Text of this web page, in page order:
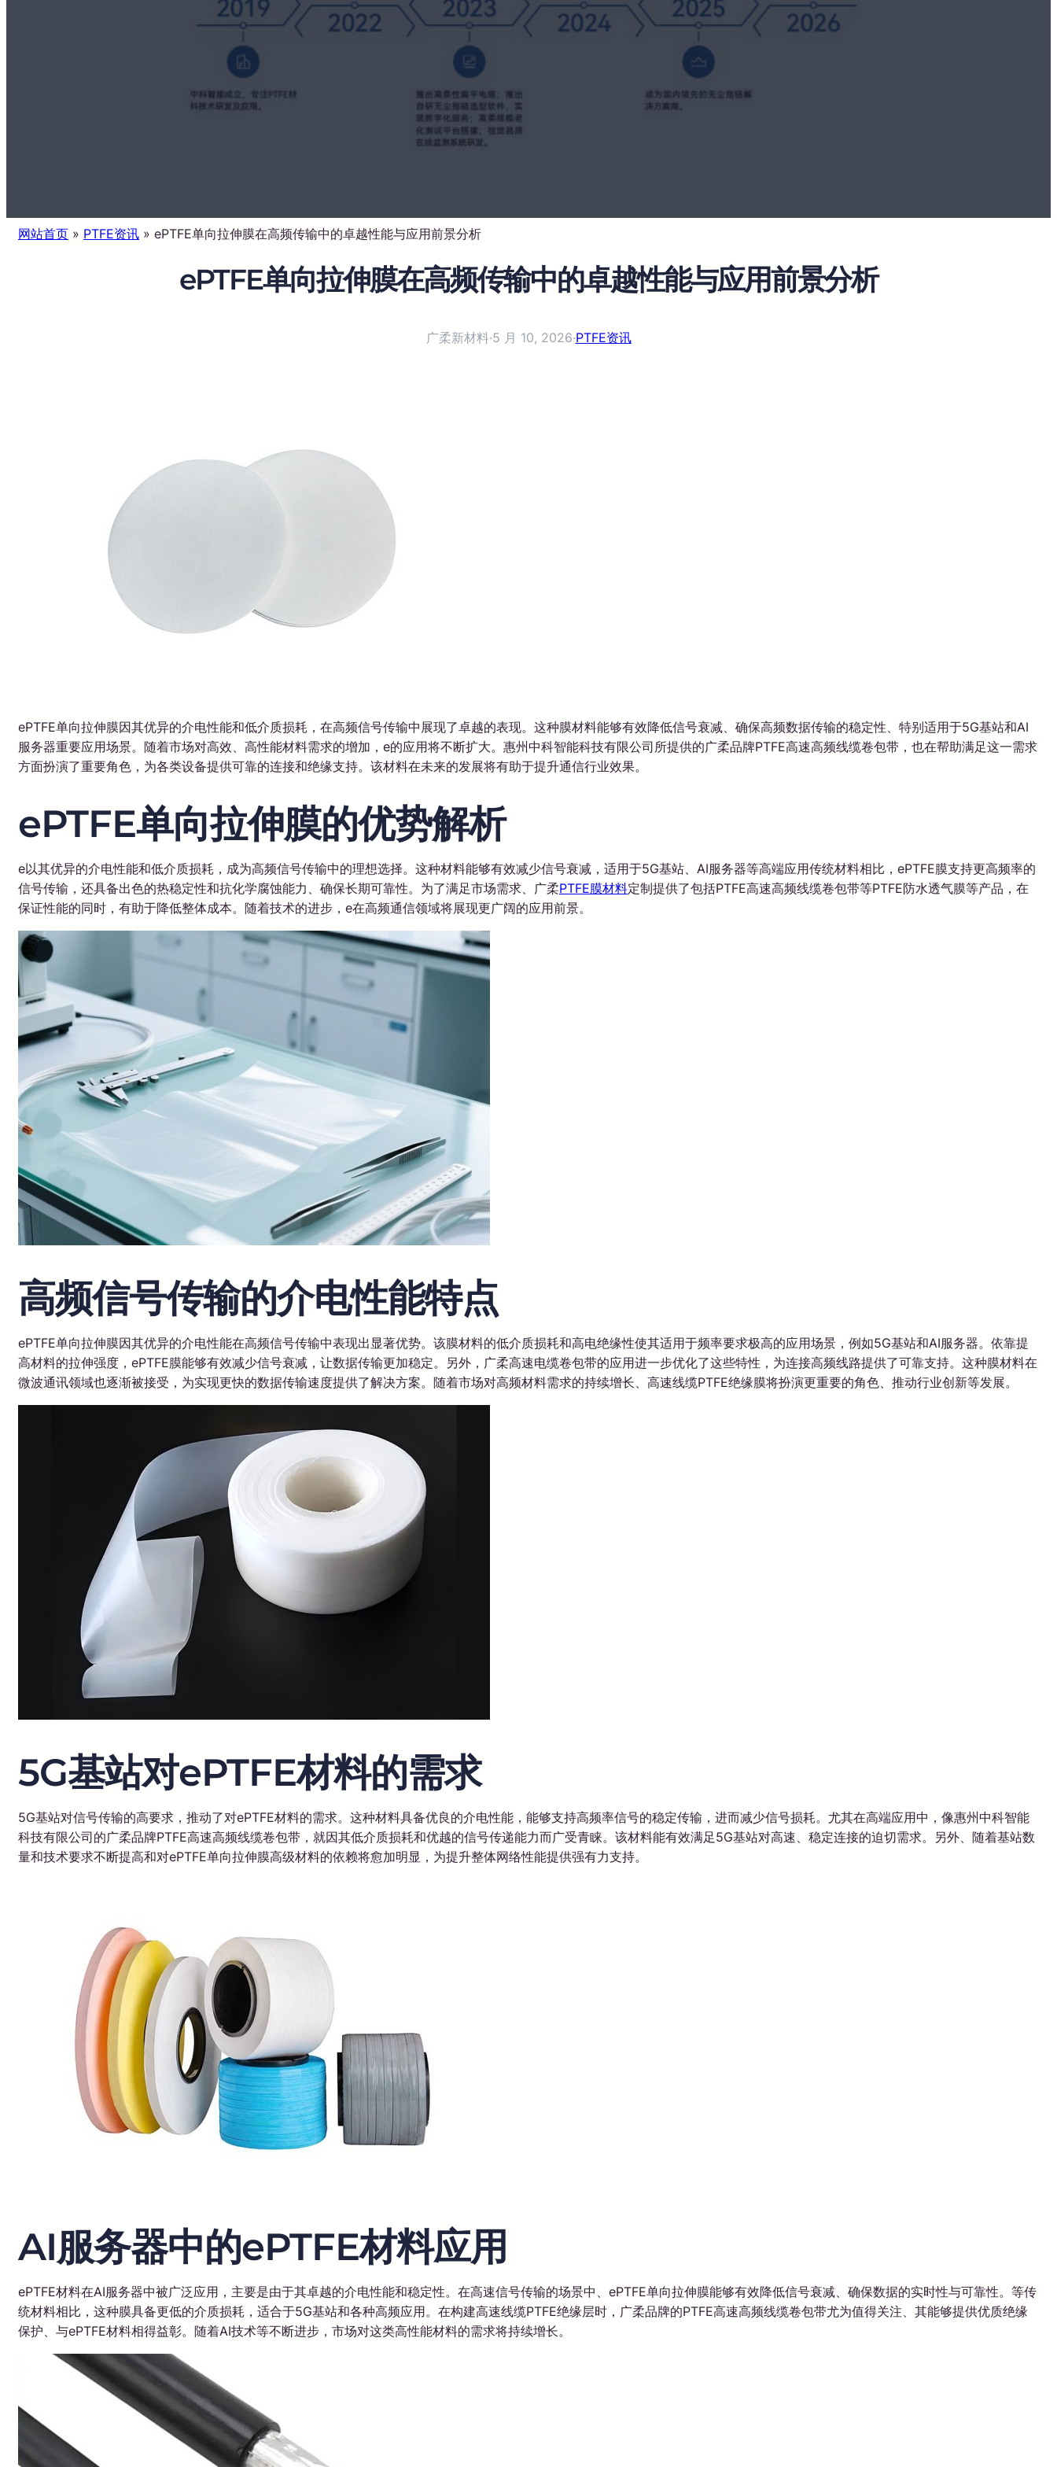
网站首页 » PTFE资讯 » ePTFE单向拉伸膜在高频传输中的卓越性能与应用前景分析
ePTFE单向拉伸膜在高频传输中的卓越性能与应用前景分析
广柔新材料·5 月 10, 2026·PTFE资讯
ePTFE单向拉伸膜因其优异的介电性能和低介质损耗，在高频信号传输中展现了卓越的表现。这种膜材料能够有效降低信号衰减、确保高频数据传输的稳定性、特别适用于5G基站和AI
服务器重要应用场景。随着市场对高效、高性能材料需求的增加，e的应用将不断扩大。惠州中科智能科技有限公司所提供的广柔品牌PTFE高速高频线缆卷包带，也在帮助满足这一需求
方面扮演了重要角色，为各类设备提供可靠的连接和绝缘支持。该材料在未来的发展将有助于提升通信行业效果。
ePTFE单向拉伸膜的优势解析
e以其优异的介电性能和低介质损耗，成为高频信号传输中的理想选择。这种材料能够有效减少信号衰减，适用于5G基站、AI服务器等高端应用传统材料相比，ePTFE膜支持更高频率的
信号传输，还具备出色的热稳定性和抗化学腐蚀能力、确保长期可靠性。为了满足市场需求、广柔PTFE膜材料定制提供了包括PTFE高速高频线缆卷包带等PTFE防水透气膜等产品，在
保证性能的同时，有助于降低整体成本。随着技术的进步，e在高频通信领域将展现更广阔的应用前景。
高频信号传输的介电性能特点
ePTFE单向拉伸膜因其优异的介电性能在高频信号传输中表现出显著优势。该膜材料的低介质损耗和高电绝缘性使其适用于频率要求极高的应用场景，例如5G基站和AI服务器。依靠提
高材料的拉伸强度，ePTFE膜能够有效减少信号衰减，让数据传输更加稳定。另外，广柔高速电缆卷包带的应用进一步优化了这些特性，为连接高频线路提供了可靠支持。这种膜材料在
微波通讯领域也逐渐被接受，为实现更快的数据传输速度提供了解决方案。随着市场对高频材料需求的持续增长、高速线缆PTFE绝缘膜将扮演更重要的角色、推动行业创新等发展。
5G基站对ePTFE材料的需求
5G基站对信号传输的高要求，推动了对ePTFE材料的需求。这种材料具备优良的介电性能，能够支持高频率信号的稳定传输，进而减少信号损耗。尤其在高端应用中，像惠州中科智能
科技有限公司的广柔品牌PTFE高速高频线缆卷包带，就因其低介质损耗和优越的信号传递能力而广受青睐。该材料能有效满足5G基站对高速、稳定连接的迫切需求。另外、随着基站数
量和技术要求不断提高和对ePTFE单向拉伸膜高级材料的依赖将愈加明显，为提升整体网络性能提供强有力支持。
AI服务器中的ePTFE材料应用
ePTFE材料在AI服务器中被广泛应用，主要是由于其卓越的介电性能和稳定性。在高速信号传输的场景中、ePTFE单向拉伸膜能够有效降低信号衰减、确保数据的实时性与可靠性。等传
统材料相比，这种膜具备更低的介质损耗，适合于5G基站和各种高频应用。在构建高速线缆PTFE绝缘层时，广柔品牌的PTFE高速高频线缆卷包带尤为值得关注、其能够提供优质绝缘
保护、与ePTFE材料相得益彰。随着AI技术等不断进步，市场对这类高性能材料的需求将持续增长。